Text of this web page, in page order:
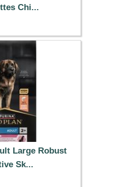
Chi...
€
Large Robust
Sk...